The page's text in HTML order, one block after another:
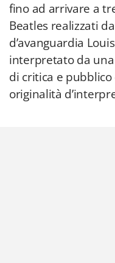
fino ad arrivare a
Beatles realizzati
d’avanguardia
interpretato da una
di critica e
originalità